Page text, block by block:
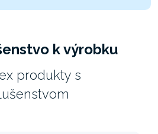
k výrobku
produkty s